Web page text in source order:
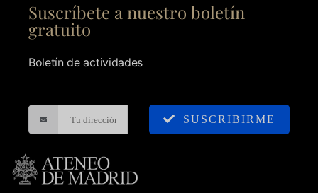
Suscríbete a nuestro boletín
gratuito
Boletín de actividades
SUSCRIBIRME